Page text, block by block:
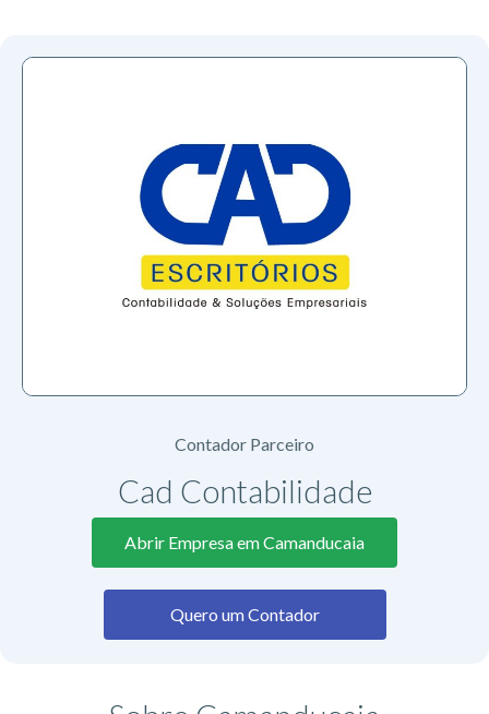
Contador Parceiro
Cad Contabilidade
Abrir Empresa em Camanducaia
Quero um Contador